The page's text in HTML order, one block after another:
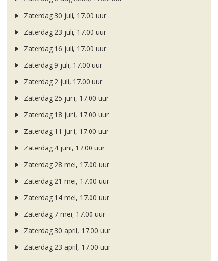
Zaterdag 30 juli, 17.00 uur
Zaterdag 23 juli, 17.00 uur
Zaterdag 16 juli, 17.00 uur
Zaterdag 9 juli, 17.00 uur
Zaterdag 2 juli, 17.00 uur
Zaterdag 25 juni, 17.00 uur
Zaterdag 18 juni, 17.00 uur
Zaterdag 11 juni, 17.00 uur
Zaterdag 4 juni, 17.00 uur
Zaterdag 28 mei, 17.00 uur
Zaterdag 21 mei, 17.00 uur
Zaterdag 14 mei, 17.00 uur
Zaterdag 7 mei, 17.00 uur
Zaterdag 30 april, 17.00 uur
Zaterdag 23 april, 17.00 uur